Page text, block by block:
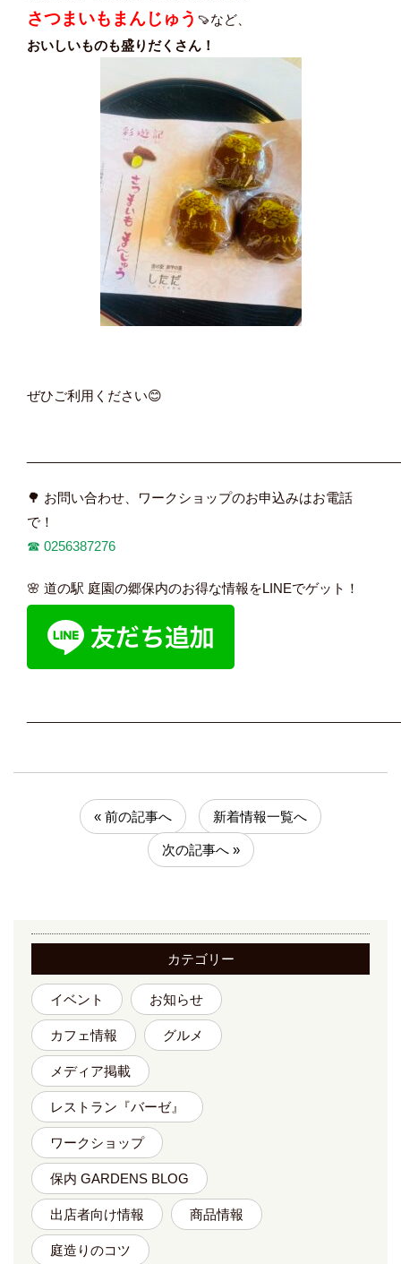
さつまいもまんじゅう 🍠など、
おいしいものも盛りだくさん！
ぜひご利用ください😊
🌳 お問い合わせ、ワークショップのお申込みはお電話
で！
☎︎ 0256387276
🌸 道の駅 庭園の郷保内のお得な情報をLINEでゲット！
« 前の記事へ 新着情報一覧へ
次の記事へ »
カテゴリー
イベント お知らせ
カフェ情報 グルメ
メディア掲載
レストラン『バーゼ』
ワークショップ
保内 GARDENS BLOG
出店者向け情報 商品情報
庭造りのコツ